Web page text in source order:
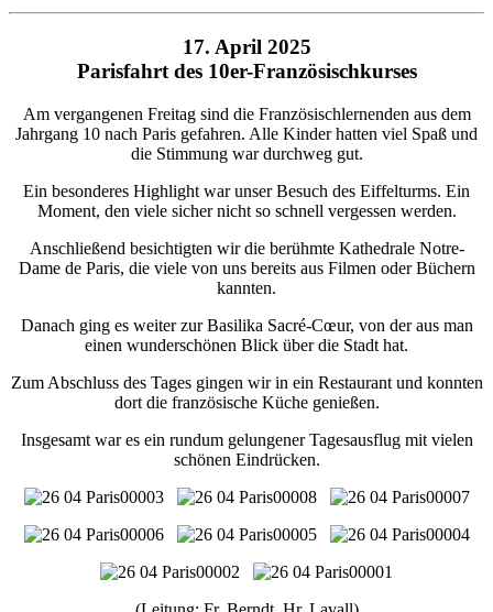
17. April 2025
Parisfahrt des 10er-Französischkurses
Am vergangenen Freitag sind die Französischlernenden aus dem
Jahrgang 10 nach Paris gefahren. Alle Kinder hatten viel Spaß und
die Stimmung war durchweg gut.
Ein besonderes Highlight war unser Besuch des Eiffelturms. Ein
Moment, den viele sicher nicht so schnell vergessen werden.
Anschließend besichtigten wir die berühmte Kathedrale Notre-
Dame de Paris, die viele von uns bereits aus Filmen oder Büchern
kannten.
Danach ging es weiter zur Basilika Sacré-Cœur, von der aus man
einen wunderschönen Blick über die Stadt hat.
Zum Abschluss des Tages gingen wir in ein Restaurant und konnten
dort die französische Küche genießen.
Insgesamt war es ein rundum gelungener Tagesausflug mit vielen
schönen Eindrücken.